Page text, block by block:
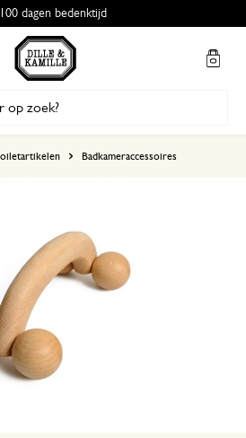
100 dagen bedenktijd
Badkameraccessoires
2 januari 2024